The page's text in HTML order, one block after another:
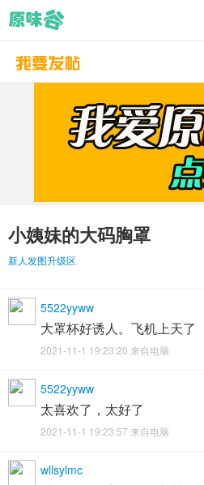
小姨妹的大码胸罩
新人发图升级区
5522yyww
大罩杯好诱人。飞机上天了
2021-11-1 19:23:20 来自电脑
5522yyww
太喜欢了，太好了
2021-11-1 19:23:57 来自电脑
wllsylmc